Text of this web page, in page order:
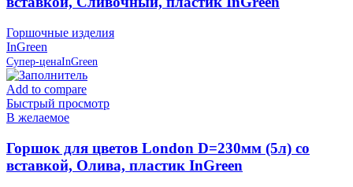
Горшочные изделия
InGreen
Супер-ценаInGreen
Add to compare
Быстрый просмотр
В желаемое
Горшок для цветов London D=230мм (5л) со
вставкой, Олива, пластик InGreen